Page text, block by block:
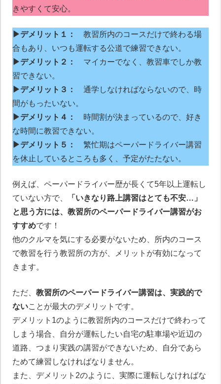
きやすくて安心。
▶デメリット１：
教習所内のコースだけで終わる場
合もあり、いつも運転する公道で練習できない。
▶デメリット２：
マイカーでなく、教習車でしか教
習できない。
▶デメリット３：
通学しなければならないので、時
間がもったいない。
▶デメリット４：
時間割が決まっているので、好き
な時間に教習できない。
▶デメリット５：
繁忙期はペーパードライバー講習
を休止しているところも多く、予定がたたない。
例えば、ペーパードライバー歴が長くて5年以上運転し
ていない方で、
「いきなり路上講習はとても不安…」
と思う方には、教習所のペーパードライバー講習がお
すすめです！
他のクルマを気にする必要がないため、所内のコース
で教習を行う教習所の方が、メリットが有効になって
きます。
ただ、 教習所のペーパードライバー講習は、実践的で
ないことが最大のデメリットです。
デメリット1のように教習所内のコースだけで終わって
しまう場合、自分が運転したい自宅の駐車場や近辺の
道路、つまり実践の講習ができないため、自分であら
ためて練習しなければなりません。
また、デメリット2のように、実際に運転しなければな